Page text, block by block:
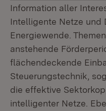
Information aller
Intelligente Netze und
Energiewende.
anstehende
flächendeckende
Steuerungstechnik,
die effektive
intelligenter Netze.